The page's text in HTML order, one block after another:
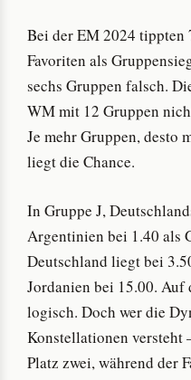
Bei der EM 2024 tippten
Favoriten als
sechs Gruppen falsch.
WM mit 12 Gruppen
Je mehr Gruppen, desto
liegt die Chance.
In Gruppe J,
Argentinien bei 1.40 als
Deutschland liegt bei
Jordanien bei 15.00. Auf
logisch. Doch wer die
Konstellationen versteht
Platz zwei, während der